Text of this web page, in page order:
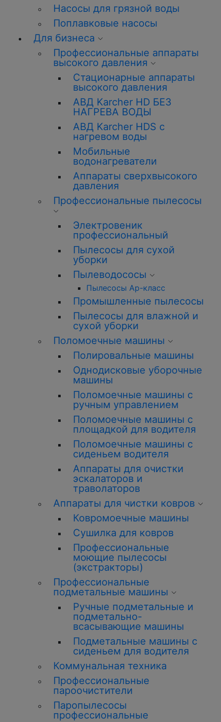
Насосы для грязной воды
Поплавковые насосы
Для бизнеса
Профессиональные аппараты
высокого давления
Стационарные аппараты
высокого давления
АВД Karcher HD БЕЗ
НАГРЕВА ВОДЫ
АВД Karcher HDS с
нагревом воды
Мобильные
водонагреватели
Аппараты сверхвысокого
давления
Профессиональные пылесосы
Электровеник
профессиональный
Пылесосы для сухой
уборки
Пылеводососы
Пылесосы Ар-класс
Промышленные пылесосы
Пылесосы для влажной и
сухой уборки
Поломоечные машины
Полировальные машины
Однодисковые уборочные
машины
Поломоечные машины с
ручным управлением
Поломоечные машины с
площадкой для водителя
Поломоечные машины с
сиденьем водителя
Аппараты для очистки
эскалаторов и
траволаторов
Аппараты для чистки ковров
Ковромоечные машины
Сушилка для ковров
Профессиональные
моющие пылесосы
(экстракторы)
Профессиональные
подметальные машины
Ручные подметальные и
подметально-
всасывающие машины
Подметальные машины с
сиденьем для водителя
Коммунальная техника
Профессиональные
пароочистители
Паропылесосы
профессиональные